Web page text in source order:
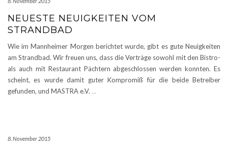
NEUESTE NEUIGKEITEN VOM
STRANDBAD
Wie im Mannheimer Morgen berichtet wurde, gibt es gute Neuigkeiten
am Strandbad. Wir freuen uns, dass die Verträge sowohl mit den Bistro-
als auch mit Restaurant Pächtern abgeschlossen werden konnten. Es
scheint, es wurde damit guter Kompromiß für die beide Betreiber
gefunden, und MASTRA e.V. …
8. November 2015